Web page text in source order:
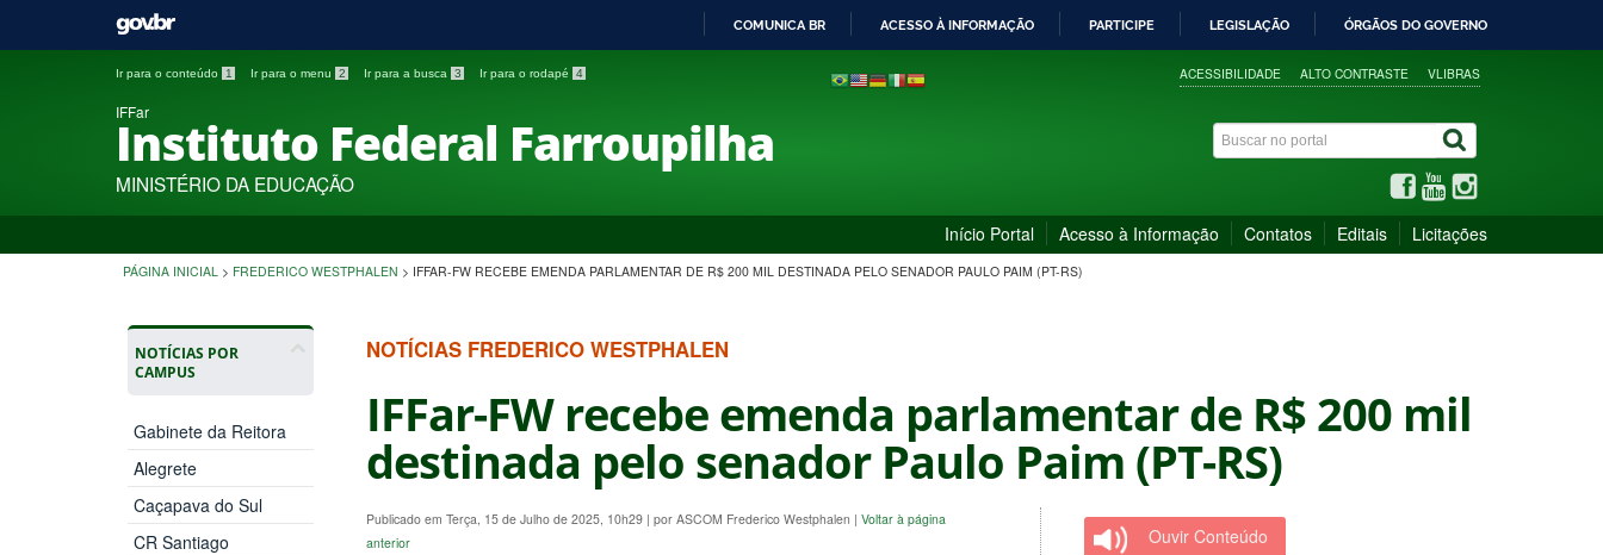
PARA
COMUNICA BR ACESSO À INFORMAÇÃO PARTICIPE LEGISLAÇÃO ÓRGÃOS DO GOVERNO
Ir para o conteúdo 1 Ir para o menu 2 Ir para a busca 3 Ir para o rodapé 4 ACESSIBILIDADE ALTO CONTRASTE VLIBRAS
IFFar
Instituto Federal Farroupilha
MINISTÉRIO DA EDUCAÇÃO
Início Portal Acesso à Informação Contatos Editais Licitações
PÁGINA INICIAL > FREDERICO WESTPHALEN > IFFAR-FW RECEBE EMENDA PARLAMENTAR DE R$ 200 MIL DESTINADA PELO SENADOR PAULO PAIM (PT-RS)
NOTÍCIAS POR
CAMPUS
Gabinete da Reitora
Alegrete
Caçapava do Sul
CR Santiago
NOTÍCIAS FREDERICO WESTPHALEN
IFFar-FW recebe emenda parlamentar de R$ 200 mil
destinada pelo senador Paulo Paim (PT-RS)
Publicado em Terça, 15 de Julho de 2025, 10h29 | por ASCOM Frederico Westphalen | Voltar à página
anterior
Ouvir Conteúdo